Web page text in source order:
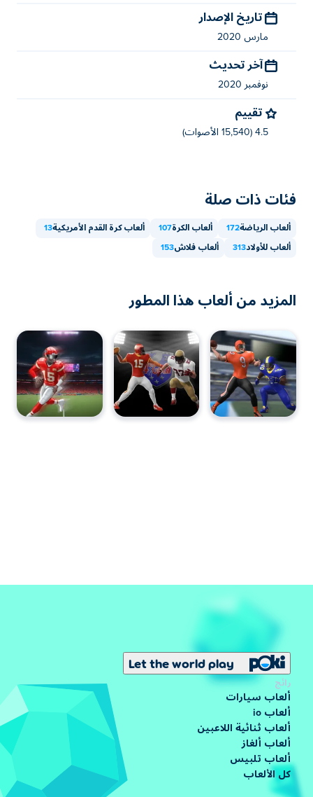
تاريخ الإصدار
مارس 2020
آخر تحديث
نوفمبر 2020
تقييم
4.5 (15,540 الأصوات)
فئات ذات صلة
ألعاب الرياضة172 ألعاب الكرة107 ألعاب كرة القدم الأمريكية13
ألعاب للأولاد313 ألعاب فلاش153
المزيد من ألعاب هذا المطور
Let the world play
رائج
ألعاب سيارات
ألعاب io
ألعاب ثنائية اللاعبين
ألعاب ألغاز
ألعاب تلبيس
كل الألعاب